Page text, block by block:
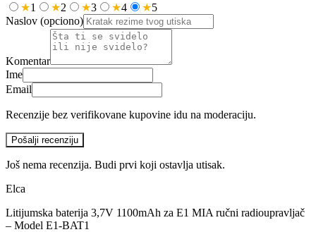
★1 ★2 ★3 ★4 ★5
Naslov (opciono)
Komentar
Ime
Email
Recenzije bez verifikovane kupovine idu na moderaciju.
Pošalji recenziju
Još nema recenzija. Budi prvi koji ostavlja utisak.
Elca
Litijumska baterija 3,7V 1100mAh za E1 MIA ručni radioupravljač
– Model E1-BAT1